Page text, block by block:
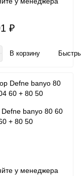
₽
В корзину
banyo 80 60
+ 80 50
у менеджера